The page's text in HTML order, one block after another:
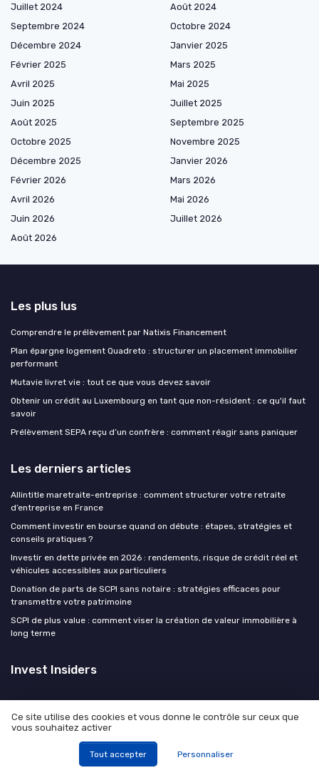
Juillet 2024
Août 2024
Septembre 2024
Octobre 2024
Décembre 2024
Janvier 2025
Février 2025
Mars 2025
Avril 2025
Mai 2025
Juin 2025
Juillet 2025
Août 2025
Septembre 2025
Octobre 2025
Novembre 2025
Décembre 2025
Janvier 2026
Février 2026
Mars 2026
Avril 2026
Mai 2026
Juin 2026
Juillet 2026
Août 2026
Les plus lus
Comprendre le prélèvement par Natixis Financement
Plan épargne logement Quadreto : structurer un placement immobilier
performant
Mutavie livret vie : tout ce que vous devez savoir
Obtenir un crédit au Luxembourg en tant que non-résident : ce qu'il faut
savoir
Prélèvement SEPA reçu d’un confrère : comment réagir sans paniquer
Les derniers articles
Allintitle maretraite-entreprise : comment structurer votre retraite
d’entreprise en France
Comment investir en bourse quand on débute : étapes, stratégies et
conseils pratiques ?
Investir en dette privée en 2026 : rendements, risque de crédit réel et
véhicules accessibles aux particuliers
Donation de parts de SCPI sans notaire : stratégies efficaces pour
transmettre votre patrimoine
SCPI de plus value : comment viser la création de valeur immobilière à
long terme
Invest Insiders
Mentions légales Politique de confidentialité
expert
Ce site utilise des cookies et vous donne le contrôle sur ceux que
vous souhaitez activer
Tout accepter Personnaliser